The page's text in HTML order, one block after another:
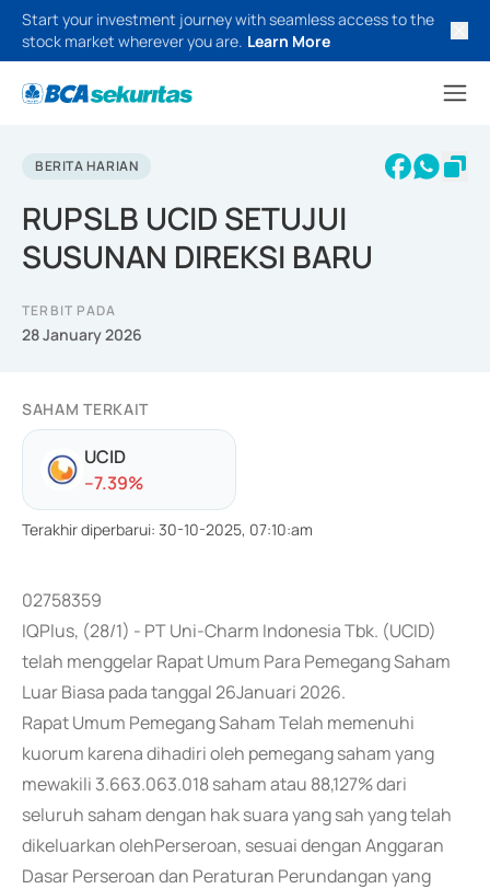
Start your investment journey with seamless access to the
stock market wherever you are. Learn More
BERITA HARIAN
RUPSLB UCID SETUJUI
SUSUNAN DIREKSI BARU
TERBIT PADA
28 January 2026
SAHAM TERKAIT
UCID
--7.39%
Terakhir diperbarui: 30-10-2025, 07:10:am
02758359
IQPlus, (28/1) - PT Uni-Charm Indonesia Tbk. (UCID)
telah menggelar Rapat Umum Para Pemegang Saham
Luar Biasa pada tanggal 26Januari 2026.
Rapat Umum Pemegang Saham Telah memenuhi
kuorum karena dihadiri oleh pemegang saham yang
mewakili 3.663.063.018 saham atau 88,127% dari
seluruh saham dengan hak suara yang sah yang telah
dikeluarkan olehPerseroan, sesuai dengan Anggaran
Dasar Perseroan dan Peraturan Perundangan yang